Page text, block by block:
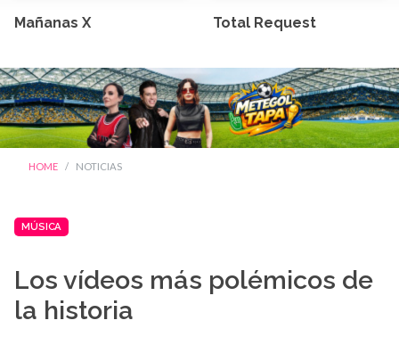
Mañanas X Total Request
HOME NOTICIAS
MÚSICA
Los vídeos más polémicos de
la historia